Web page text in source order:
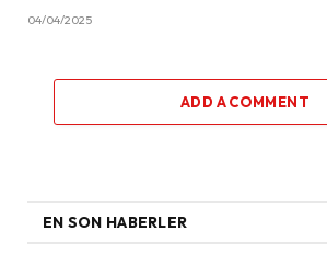
04/04/2025
ADD A COMMENT
EN SON HABERLER